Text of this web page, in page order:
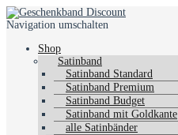
Navigation umschalten
Shop
Satinband
Satinband Standard
Satinband Premium
Satinband Budget
Satinband mit Goldkante
alle Satinbänder